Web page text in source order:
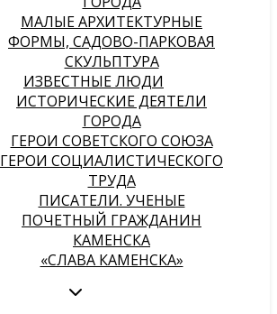
МАЛЫЕ АРХИТЕКТУРНЫЕ
ФОРМЫ, САДОВО-ПАРКОВАЯ
СКУЛЬПТУРА
ИЗВЕСТНЫЕ ЛЮДИ
ИСТОРИЧЕСКИЕ ДЕЯТЕЛИ
ГОРОДА
ГЕРОИ СОВЕТСКОГО СОЮЗА
ГЕРОИ СОЦИАЛИСТИЧЕСКОГО
ТРУДА
ПИСАТЕЛИ. УЧЕНЫЕ
ПОЧЕТНЫЙ ГРАЖДАНИН
КАМЕНСКА
«СЛАВА КАМЕНСКА»